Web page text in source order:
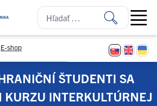
E-shop
Open
ŠTUDENTI SA
KURZU INTERKULTÚRNEJ